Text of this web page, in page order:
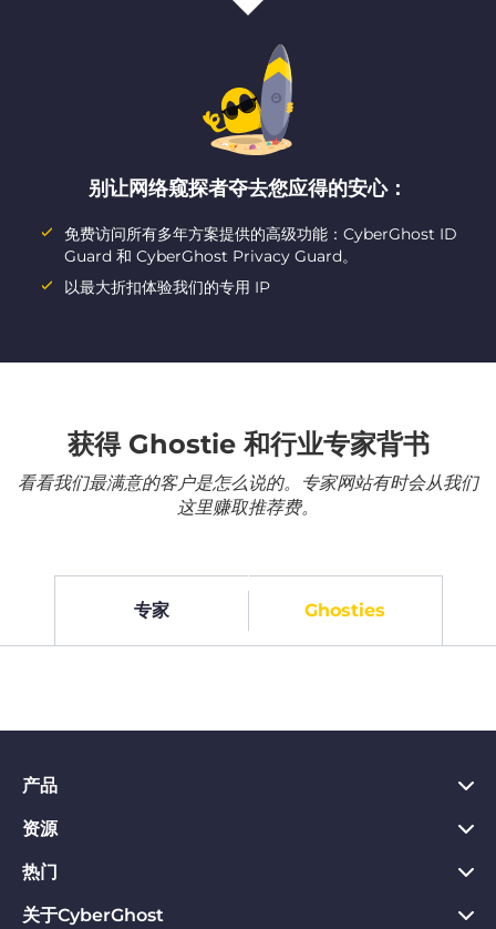
别让网络窥探者夺去您应得的安心：
免费访问所有多年方案提供的高级功能：CyberGhost ID
Guard 和 CyberGhost Privacy Guard。
以最大折扣体验我们的专用 IP
获得 Ghostie 和行业专家背书
看看我们最满意的客户是怎么说的。专家网站有时会从我们
这里赚取推荐费。
专家 Ghosties
产品
PC VPN应用
Chrome VPN应用
Mac VPN应用
资源
VPN是什么
Privacy Hub
热门
CyberGhost VPN评价
关于CyberGhost